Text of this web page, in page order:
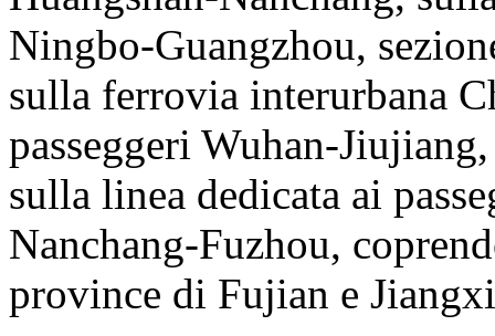
Ningbo-Guangzhou,
sulla ferrovia interurbana
passeggeri Wuhan-
sulla linea dedicata ai
Nanchang-Fuzhou,
province di Fujian e